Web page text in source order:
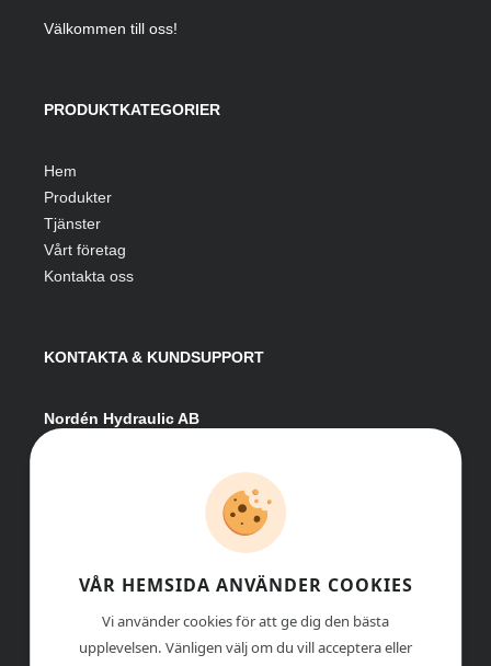
Välkommen till oss!
PRODUKTKATEGORIER
Hem
Produkter
Tjänster
Vårt företag
Kontakta oss
KONTAKTA & KUNDSUPPORT
Nordén Hydraulic AB
info@nordenhydraulic.se
Org-nr: 556531-8424
VÅR HEMSIDA ANVÄNDER COOKIES
Vi använder cookies för att ge dig den bästa
upplevelsen. Vänligen välj om du vill acceptera eller